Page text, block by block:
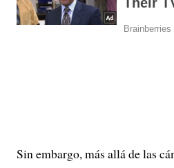
Sin embargo, más allá de las